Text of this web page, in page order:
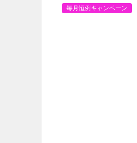
毎月恒例キャンペーン